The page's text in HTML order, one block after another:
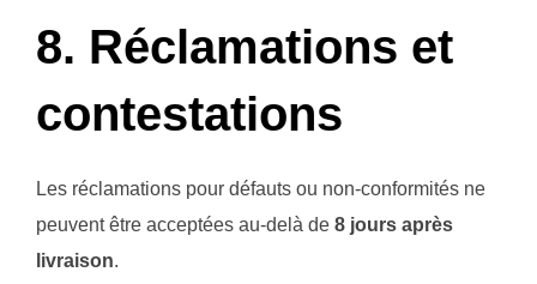
8. Réclamations et
contestations
Les réclamations pour défauts ou non-conformités ne
peuvent être acceptées au-delà de 8 jours après
livraison.